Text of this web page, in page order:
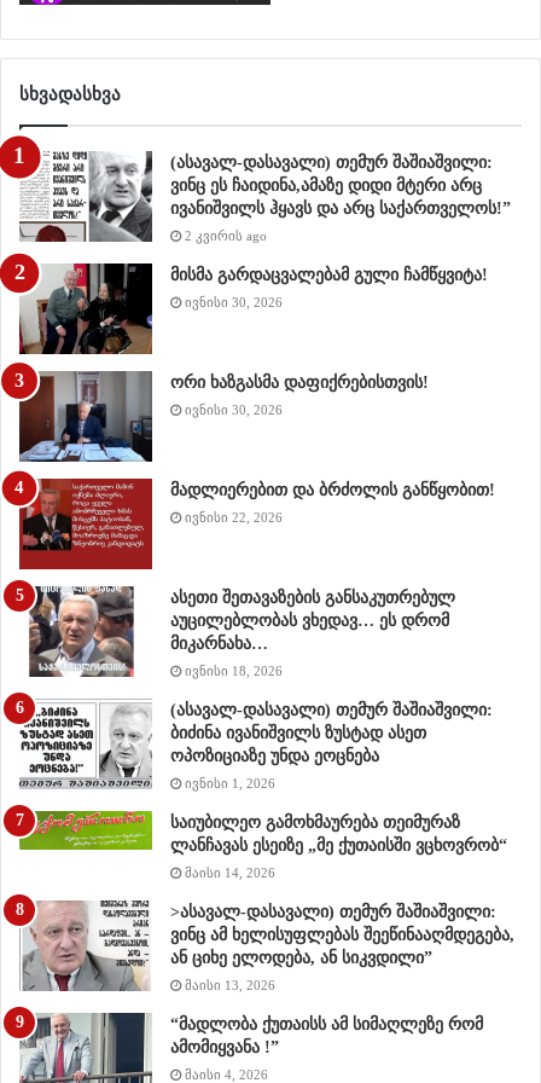
გაგათავისუფლად იესომ და ნუ იქნებით ადამიანთა
მონები”
ბრძოლას დღეს განსაკუთრებულად აქვს აზრი!
Rate this post
სხვადასხვა
(ასავალ-დასავალი) თემურ შაშიაშვილი:
ვინც ეს ჩაიდინა,ამაზე დიდი მტერი არც
ივანიშვილს ჰყავს და არც საქართველოს!”
2 კვირის ago
მისმა გარდაცვალებამ გული ჩამწყვიტა!
ივნისი 30, 2026
ორი ხაზგასმა დაფიქრებისთვის!
ივნისი 30, 2026
მადლიერებით და ბრძოლის განწყობით!
ივნისი 22, 2026
ასეთი შეთავაზების განსაკუთრებულ
აუცილებლობას ვხედავ… ეს დრომ
მიკარნახა…
ივნისი 18, 2026
(ასავალ-დასავალი) თემურ შაშიაშვილი:
ბიძინა ივანიშვილს ზუსტად ასეთ
ოპოზიციაზე უნდა ეოცნება
ივნისი 1, 2026
საიუბილეო გამოხმაურება თეიმურაზ
ლანჩავას ესეიზე „მე ქუთაისში ვცხოვრობ“
მაისი 14, 2026
>ასავალ-დასავალი) თემურ შაშიაშვილი:
ვინც ამ ხელისუფლებას შეეწინააღმდეგება,
ან ციხე ელოდება, ან სიკვდილი”
მაისი 13, 2026
“მადლობა ქუთაისს ამ სიმაღლეზე რომ
ამომიყვანა !”
მაისი 4, 2026